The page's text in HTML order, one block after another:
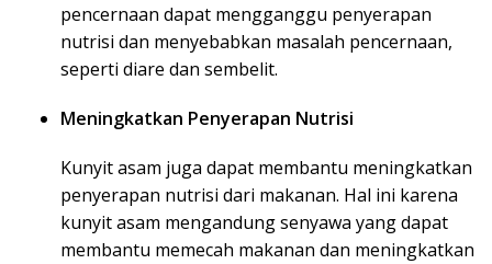
pencernaan dapat mengganggu penyerapan
nutrisi dan menyebabkan masalah pencernaan,
seperti diare dan sembelit.
Meningkatkan Penyerapan Nutrisi
Kunyit asam juga dapat membantu meningkatkan
penyerapan nutrisi dari makanan. Hal ini karena
kunyit asam mengandung senyawa yang dapat
membantu memecah makanan dan meningkatkan